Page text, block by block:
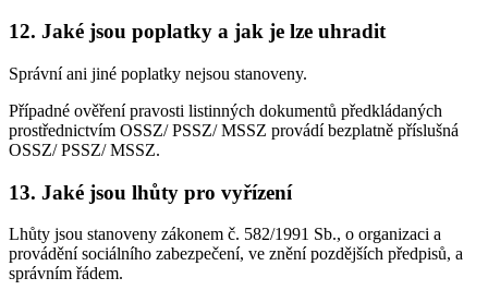
12. Jaké jsou poplatky a jak je lze uhradit
Správní ani jiné poplatky nejsou stanoveny.
Případné ověření pravosti listinných dokumentů předkládaných
prostřednictvím OSSZ/ PSSZ/ MSSZ provádí bezplatně příslušná
OSSZ/ PSSZ/ MSSZ.
13. Jaké jsou lhůty pro vyřízení
Lhůty jsou stanoveny zákonem č. 582/1991 Sb., o organizaci a
provádění sociálního zabezpečení, ve znění pozdějších předpisů, a
správním řádem.